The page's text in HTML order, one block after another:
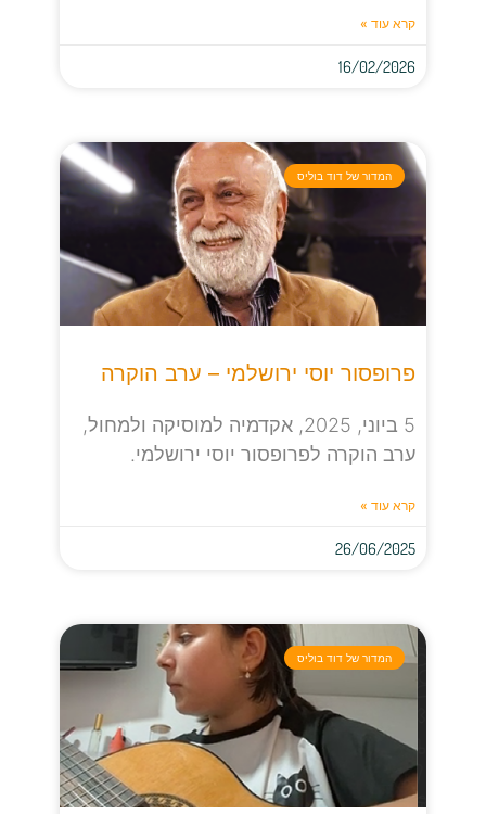
קרא עוד »
16/02/2026
המדור של דוד בוליס
פרופסור יוסי ירושלמי – ערב הוקרה
5 ביוני, 2025, אקדמיה למוסיקה ולמחול,
ערב הוקרה לפרופסור יוסי ירושלמי.
קרא עוד »
26/06/2025
המדור של דוד בוליס